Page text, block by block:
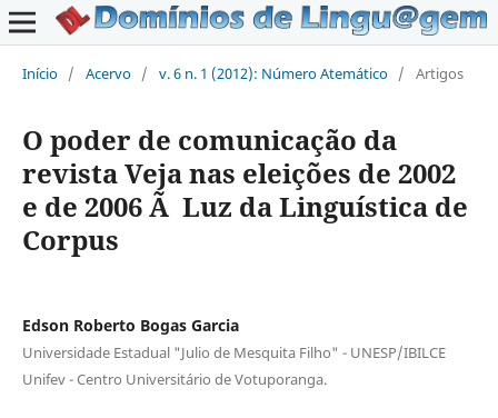
Início / Acervo / v. 6 n. 1 (2012): Número Atemático / Artigos
O poder de comunicação da
revista Veja nas eleições de 2002
e de 2006 Ã Luz da Linguística de
Corpus
Edson Roberto Bogas Garcia
Universidade Estadual "Julio de Mesquita Filho" - UNESP/IBILCE
Unifev - Centro Universitário de Votuporanga.